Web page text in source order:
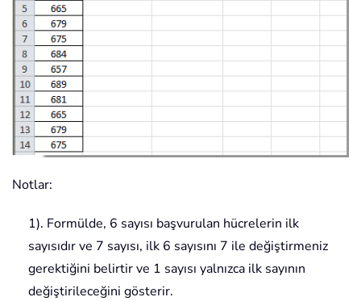
Notlar:
1). Formülde, 6 sayısı başvurulan hücrelerin ilk
sayısıdır ve 7 sayısı, ilk 6 sayısını 7 ile değiştirmeniz
gerektiğini belirtir ve 1 sayısı yalnızca ilk sayının
değiştirileceğini gösterir.